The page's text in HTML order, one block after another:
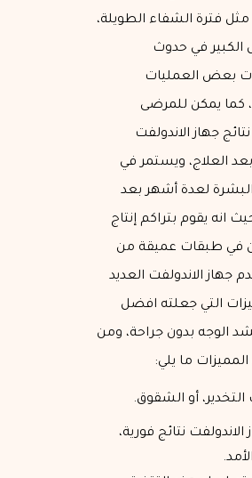
مثل فترة الشفاء الطويلة،
الكبير في حدوث
بعض العمليات
كما يمكن للمرضى
جهاز الاندولفت
العلاج، ويستمر في
لعدة أشهر بعد
انه يقوم بتراكم إنتاج
في طبقات عميقة من
جهاز الاندولفت العديد
التي جعلته افضل
الوجه بدون جراحة، ومن
ما يلي:
التخدير، أو الشقوق.
الاندولفت نتائج فورية،